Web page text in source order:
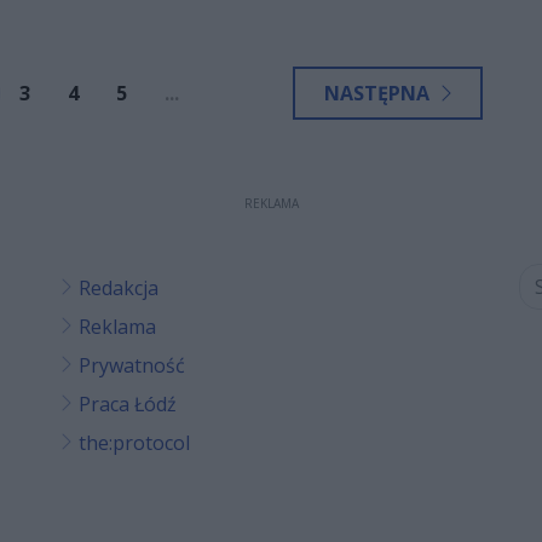
3 4 5 ... NASTĘPNA
REKLAMA
Redakcja
Reklama
Prywatność
Praca Łódź
the:protocol